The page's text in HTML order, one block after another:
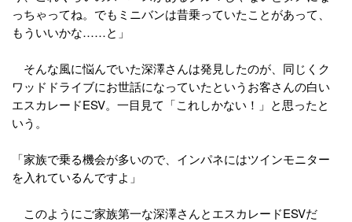
っちゃってね。でもミニバンは昔乗っていたことがあって、
もういいかな……と」
そんな風に悩んでいた深澤さんは発見したのが、同じくク
ワッドドライブにお世話になっていたというお客さんの白い
エスカレードESV。一目見て「これしかない！」と思ったと
いう。
「家族で乗る機会が多いので、インパネにはツインモニター
を入れているんですよ」
このようにご家族第一な深澤さんとエスカレードESVだ